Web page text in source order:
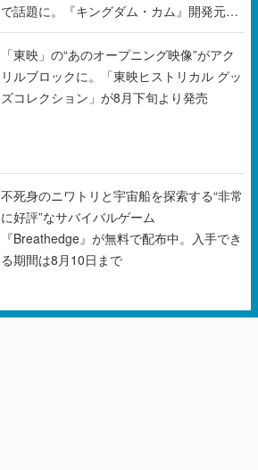
で話題に。『キングダム・カム』開発元や
チェコのプロ野球選手から称賛の声
「東映」の“あのオープニング映像”がアク
リルブロックに。「東映ヒストリカル グッ
ズコレクション」が8月下旬より発売
不死身のニワトリと宇宙船を探索する“非常
に好評”なサバイバルゲーム
『Breathedge』が無料で配布中。入手でき
る期間は8月10日まで